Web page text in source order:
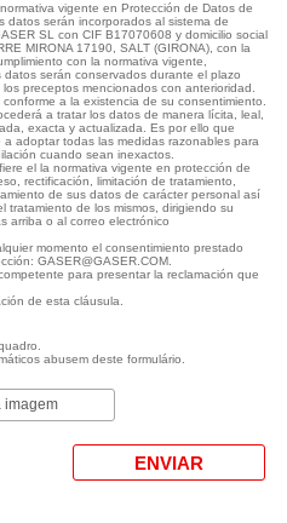
vigente en Protección de Datos de
datos serán incorporados al sistema de
SL con CIF B17070608 y domicilio social
MIRONA 17190, SALT (GIRONA), con la
con la normativa vigente,
serán conservados durante el plazo
preceptos mencionados con anterioridad.
a la existencia de su consentimiento.
a tratar los datos de manera lícita, leal,
exacta y actualizada. Es por ello que
a adoptar todas las medidas razonables para
cuando sean inexactos.
el la normativa vigente en protección de
rectificación, limitación de tratamiento,
de sus datos de carácter personal así
tratamiento de los mismos, dirigiendo su
arriba o al correo electrónico
momento el consentimiento prestado
GASER@GASER.COM.
para presentar la reclamación que
de esta cláusula.
abusem deste formulário.